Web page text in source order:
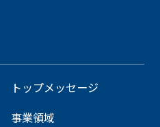
トップメッセージ
事業領域